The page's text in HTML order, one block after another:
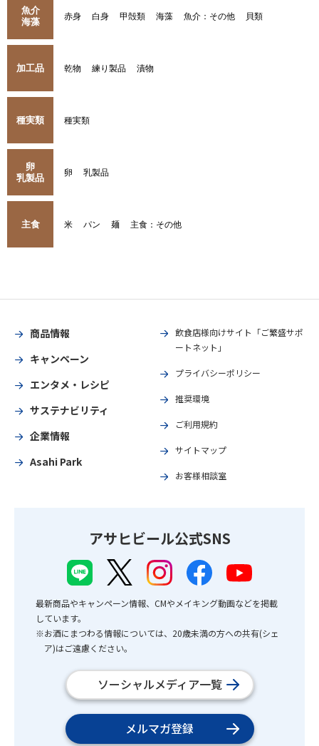
魚介
海藻
赤身 白身 甲殻類 海藻 魚介：その他 貝類
加工品 乾物 練り製品 漬物
種実類 種実類
卵
乳製品
卵 乳製品
主食 米 パン 麺 主食：その他
商品情報
キャンペーン
エンタメ・レシピ
サステナビリティ
企業情報
Asahi Park
飲食店様向けサイト「ご繁盛サポ
ートネット」
プライバシーポリシー
推奨環境
ご利用規約
サイトマップ
お客様相談室
アサヒビール公式SNS
最新商品やキャンペーン情報、CMやメイキング動画などを掲載
しています。
※お酒にまつわる情報については、20歳未満の方への共有(シェ
ア)はご遠慮ください。
ソーシャルメディア一覧
メルマガ登録